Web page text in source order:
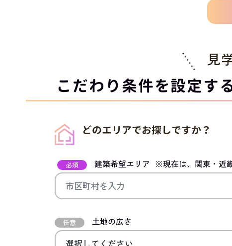
見
こだわり条件を設定する
どのエリアでお探しですか？
必須 建築希望エリア ※現在は、関東・近
任意 土地の広さ